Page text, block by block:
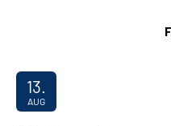
13.
AUG